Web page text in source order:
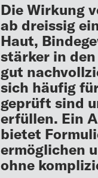
Die Wirkung
ab dreissig
Haut,
stärker in
gut
sich häufig
geprüft sind
erfüllen. Ein
bietet
ermöglichen
ohne